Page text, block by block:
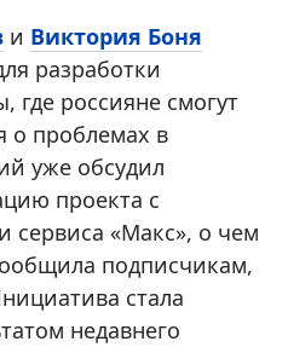
и Виктория Боня
разработки
россияне смогут
о проблемах в
уже обсудил
проекта с
сервиса «Макс», о чем
подписчикам,
стала
недавнего